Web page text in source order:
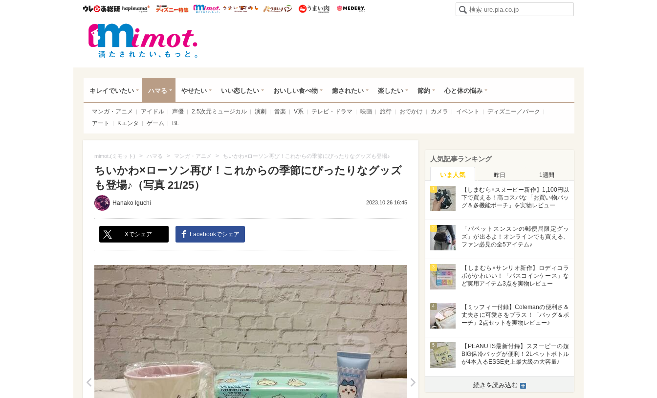
ウレぴあ総研ハピママ* ウレぴあ総研 ディズニー特集
mimot. うまいめし うまいパン うまい肉
キレイでいたい ハマる やせたい いい恋したい おいしい食べ物 癒されたい 楽したい 節約 心と体の悩み
マンガ・アニメ アイドル 声優 2.5次元ミュージカル 演劇 音楽 V系 テレビ・ドラマ 映画 旅行 おでかけ カメラ イベント
ディズニー／パーク
アート
Kエンタ ゲーム BL
mimot.(ミモット) > ハマる > マンガ・アニメ > ちいかわ×ローソン再び！これからの季節にぴったりなグッズも登場♪
ちいかわ×ローソン再び！これからの季節にぴったりなグッズ
も登場♪（写真 21/25）
Hanako Iguchi 2023.10.26 16:45
Xでシェア Facebookでシェア
人気記事ランキング
いま人気 昨日 1週間
1
【しまむら×スヌーピー新作】1,100円以
下で買える！高コスパな「お買い物バッ
グ＆多機能ポーチ」を実物レビュー
2
「パペットスンスンの郵便局限定グッ
ズ」が出るよ！オンラインでも買える、
ファン必見の全5アイテム♪
3
【しまむら×サンリオ新作】ロディコラ
ボがかわいい！「パスコインケース」な
ど実用アイテム3点を実物レビュー
4
【ミッフィー付録】Colemanの便利さ＆
丈夫さに可愛さをプラス！「バッグ＆ポ
ーチ」2点セットを実物レビュー♪
5
【PEANUTS最新付録】スヌーピーの超
BIG保冷バッグが便利！2Lペットボトル
が4本入るESSE史上最大級の大容量♪
続きを読み込む